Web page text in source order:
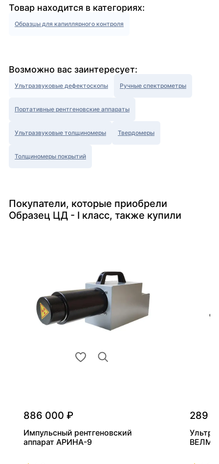
Товар находится в категориях:
Образцы для капиллярного контроля
Возможно вас заинтересует:
Ультразвуковые дефектоскопы Ручные спектрометры
Портативные рентгеновские аппараты
Ультразвуковые толщиномеры Твердомеры
Толщиномеры покрытий
Покупатели, которые приобрели
Образец ЦД - I класс, также купили
886 000 ₽
Импульсный рентгеновский
аппарат АРИНА-9
289